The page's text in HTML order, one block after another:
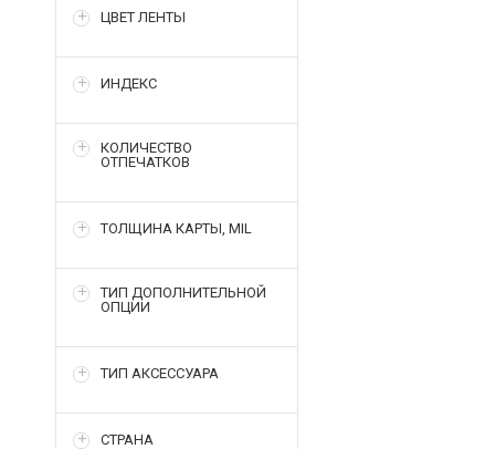
ЦВЕТ ЛЕНТЫ
ИНДЕКС
КОЛИЧЕСТВО
ОТПЕЧАТКОВ
ТОЛЩИНА КАРТЫ, MIL
ТИП ДОПОЛНИТЕЛЬНОЙ
ОПЦИИ
ТИП АКСЕССУАРА
СТРАНА